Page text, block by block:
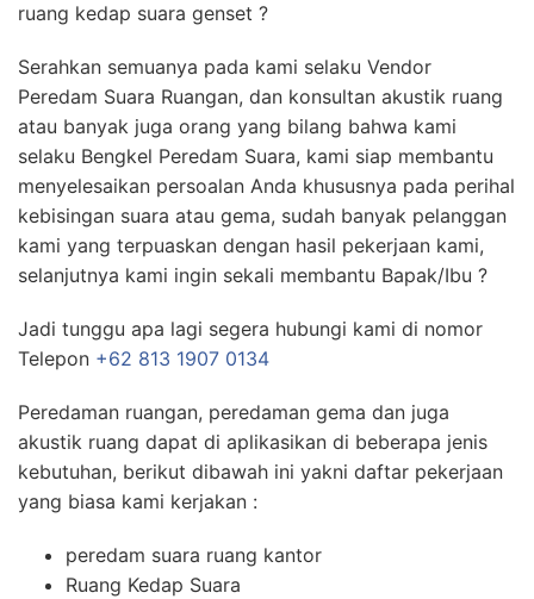
ruang kedap suara genset ?
Serahkan semuanya pada kami selaku Vendor
Peredam Suara Ruangan, dan konsultan akustik ruang
atau banyak juga orang yang bilang bahwa kami
selaku Bengkel Peredam Suara, kami siap membantu
menyelesaikan persoalan Anda khususnya pada perihal
kebisingan suara atau gema, sudah banyak pelanggan
kami yang terpuaskan dengan hasil pekerjaan kami,
selanjutnya kami ingin sekali membantu Bapak/Ibu ?
Jadi tunggu apa lagi segera hubungi kami di nomor
Telepon +62 813 1907 0134
Peredaman ruangan, peredaman gema dan juga
akustik ruang dapat di aplikasikan di beberapa jenis
kebutuhan, berikut dibawah ini yakni daftar pekerjaan
yang biasa kami kerjakan :
peredam suara ruang kantor
Ruang Kedap Suara